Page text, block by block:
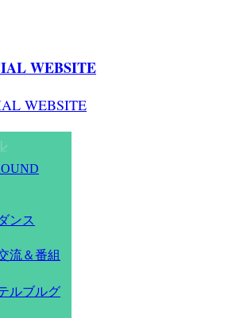
ンス
流＆番組
ルブルグ